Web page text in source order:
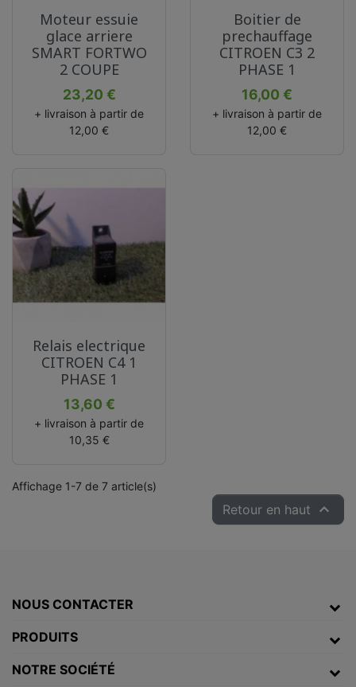
Moteur essuie
glace arriere
SMART FORTWO
2 COUPE
Prix
23,20 €
+ livraison à partir de
12,00 €
Boitier de
prechauffage
CITROEN C3 2
PHASE 1
Prix
16,00 €
+ livraison à partir de
12,00 €
Relais electrique
CITROEN C4 1
PHASE 1
Prix
13,60 €
+ livraison à partir de
10,35 €
Affichage 1-7 de 7 article(s)
Retour en haut 
NOUS CONTACTER
PRODUITS
NOTRE SOCIÉTÉ